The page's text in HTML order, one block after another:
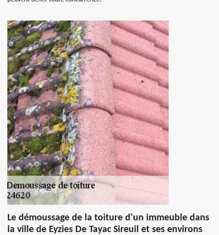
Le démoussage de la toiture d'un immeuble dans
la ville de Eyzies De Tayac Sireuil et ses environs